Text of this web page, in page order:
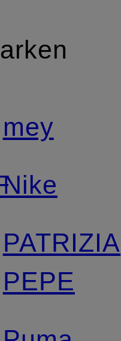
mey
Nike
PATRIZIA
PEPE